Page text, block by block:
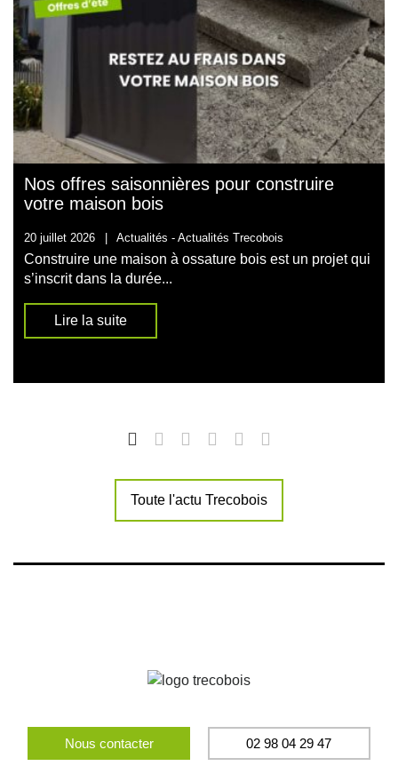
Nos offres saisonnières pour construire
votre maison bois
20 juillet 2026 | Actualités - Actualités Trecobois
Construire une maison à ossature bois est un projet qui
s’inscrit dans la durée...
Lire la suite
Toute l'actu Trecobois
Nous contacter 02 98 04 29 47